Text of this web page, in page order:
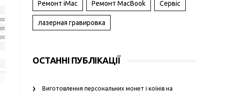
Ремонт iMac Ремонт MacBook Сервіс
лазерная гравировка
ОСТАННІ ПУБЛІКАЦІЇ
Виготовлення персональних монет і коїнів на